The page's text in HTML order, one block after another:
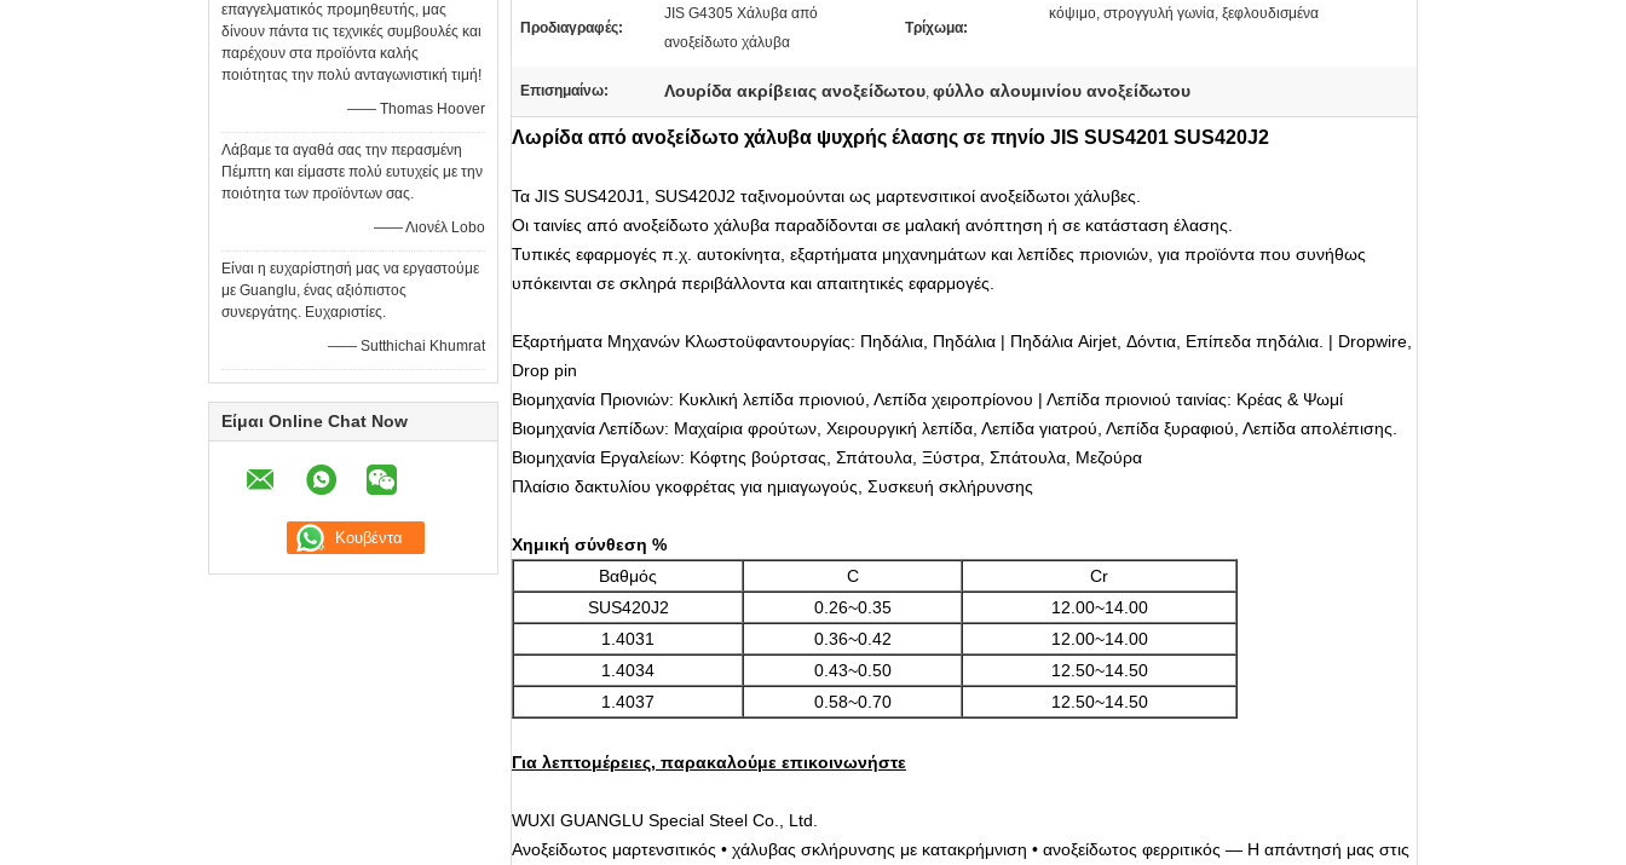
επαγγελματικός προμηθευτής, μας
δίνουν πάντα τις τεχνικές συμβουλές και
παρέχουν στα προϊόντα καλής
ποιότητας την πολύ ανταγωνιστική τιμή!
—— Thomas Hoover
Λάβαμε τα αγαθά σας την περασμένη
Πέμπτη και είμαστε πολύ ευτυχείς με την
ποιότητα των προϊόντων σας.
—— Λιονέλ Lobo
Είναι η ευχαρίστησή μας να εργαστούμε
με Guanglu, ένας αξιόπιστος
συνεργάτης. Ευχαριστίες.
—— Sutthichai Khumrat
Είμαι Online Chat Now
Προδιαγραφές:
JIS G4305 Χάλυβα από
ανοξείδωτο χάλυβα
Τρίχωμα:
κόψιμο, στρογγυλή γωνία, ξεφλουδισμένα
Επισημαίνω: Λουρίδα ακρίβειας ανοξείδωτου, φύλλο αλουμινίου ανοξείδωτου
Λωρίδα από ανοξείδωτο χάλυβα ψυχρής έλασης σε πηνίο JIS SUS4201 SUS420J2
Τα JIS SUS420J1, SUS420J2 ταξινομούνται ως μαρτενσιτικοί ανοξείδωτοι χάλυβες.
Οι ταινίες από ανοξείδωτο χάλυβα παραδίδονται σε μαλακή ανόπτηση ή σε κατάσταση έλασης.
Τυπικές εφαρμογές π.χ. αυτοκίνητα, εξαρτήματα μηχανημάτων και λεπίδες πριονιών, για προϊόντα που συνήθως
υπόκεινται σε σκληρά περιβάλλοντα και απαιτητικές εφαρμογές.
Εξαρτήματα Μηχανών Κλωστοϋφαντουργίας: Πηδάλια, Πηδάλια | Πηδάλια Airjet, Δόντια, Επίπεδα πηδάλια. | Dropwire,
Drop pin
Βιομηχανία Πριονιών: Κυκλική λεπίδα πριονιού, Λεπίδα χειροπρίονου | Λεπίδα πριονιού ταινίας: Κρέας & Ψωμί
Βιομηχανία Λεπίδων: Μαχαίρια φρούτων, Χειρουργική λεπίδα, Λεπίδα γιατρού, Λεπίδα ξυραφιού, Λεπίδα απολέπισης.
Βιομηχανία Εργαλείων: Κόφτης βούρτσας, Σπάτουλα, Ξύστρα, Σπάτουλα, Μεζούρα
Πλαίσιο δακτυλίου γκοφρέτας για ημιαγωγούς, Συσκευή σκλήρυνσης
Χημική σύνθεση %
Βαθμός
C
Cr
SUS420J2
0.26~0.35
12.00~14.00
1.4031
0.36~0.42
12.00~14.00
1.4034
0.43~0.50
12.50~14.50
1.4037
0.58~0.70 12.50~14.50
Για λεπτομέρειες, παρακαλούμε επικοινωνήστε
WUXI GUANGLU Special Steel Co., Ltd.
Ανοξείδωτος μαρτενσιτικός • χάλυβας σκλήρυνσης με κατακρήμνιση • ανοξείδωτος φερριτικός — Η απάντησή μας στις